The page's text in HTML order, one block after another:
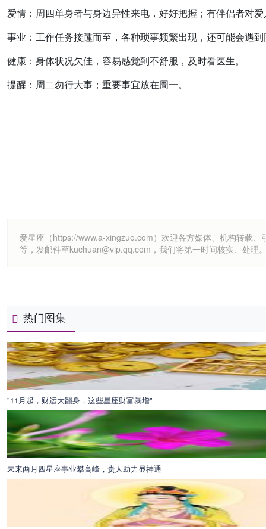
爱情：周四单身者与身边异性来电，好好把握；有伴侣者对
事业：工作任务接踵而至，各种琐事频繁出现，还可能会遇
健康：身体状况欠佳，容易感觉到不舒服，及时看医生。
提醒：周二勿行大事；重要事宜放在周一。
爱星座（https://www.a-xingzuo.com）欢迎各方媒体、机构转载
等，发邮件至kuchuan@vip.qq.com，我们将第一时间核实、处理
热门图集
"11月起，财运大翻身，这些星座财富暴增"
未来两月四星座事业攀高峰，贵人助力显神通